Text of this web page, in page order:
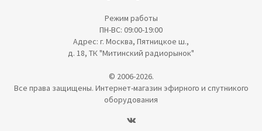
Режим работы
ПН-ВС: 09:00-19:00
Адрес: г. Москва, Пятницкое ш.,
д. 18, ТК "Митинский радиорынок"
© 2006-2026.
Все права защищены. Интернет-магазин эфирного и спутникого
оборудования